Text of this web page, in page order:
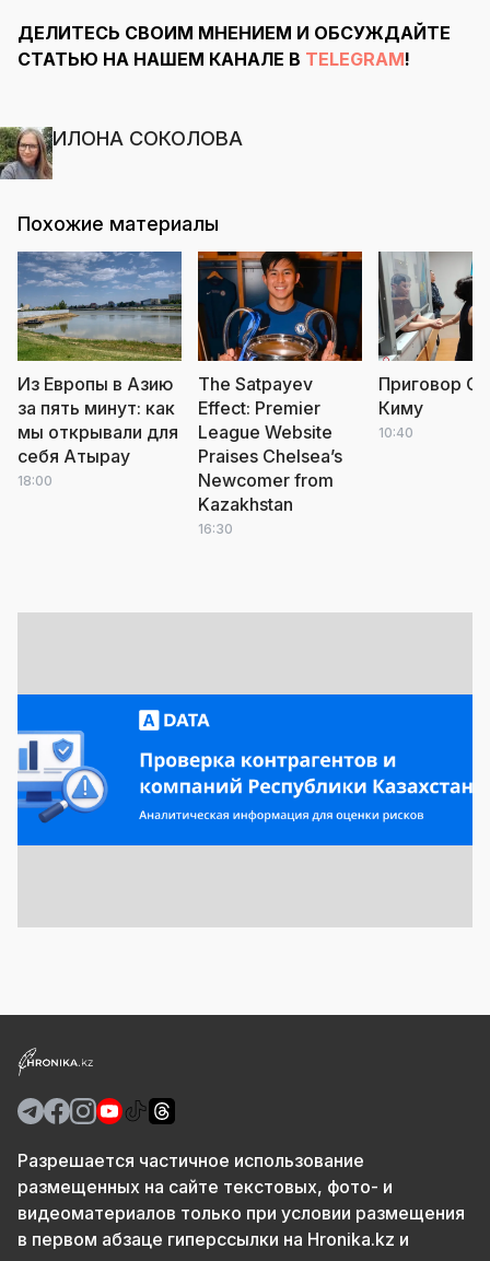
ДЕЛИТЕСЬ СВОИМ МНЕНИЕМ И ОБСУЖДАЙТЕ
СТАТЬЮ НА НАШЕМ КАНАЛЕ В TELEGRAM!
ИЛОНА СОКОЛОВА
Похожие материалы
Из Европы в Азию
за пять минут: как
мы открывали для
себя Атырау
18:00
The Satpayev
Effect: Premier
League Website
Praises Chelsea’s
Newcomer from
Kazakhstan
16:30
Приговор
Киму
10:40
Разрешается частичное использование
размещенных на сайте текстовых, фото- и
видеоматериалов только при условии размещения
в первом абзаце гиперссылки на Hronika.kz и